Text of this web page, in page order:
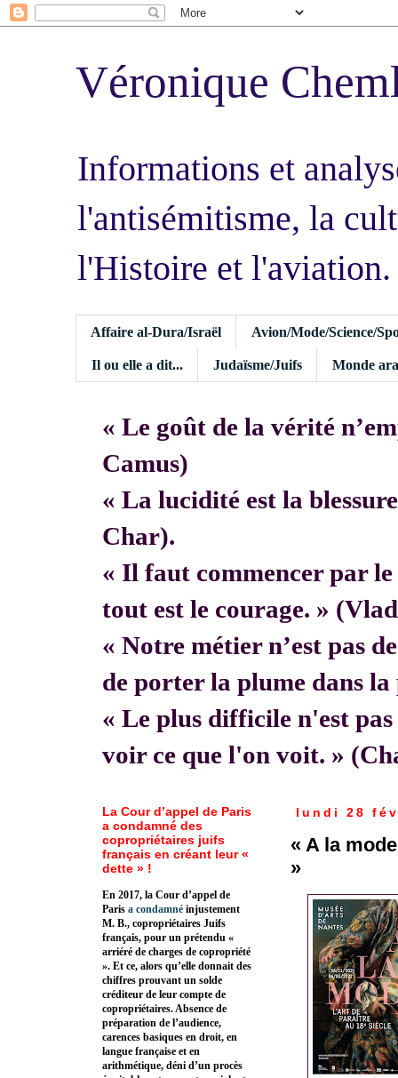
Véronique
Informations et
l'antisémitisme, la
l'Histoire et l'aviation.
Affaire al-Dura/Israël Avion/Mode/Science/
Il ou elle a dit... Judaïsme/Juifs Monde
« Le goût de la vérité
Camus)
« La lucidité est la
Char).
« Il faut commencer par le
tout est le courage. »
« Notre métier n’est pas
de porter la plume dans
« Le plus difficile n'est
voir ce que l'on voit. »
lundi 28
« A la
»
La Cour d’appel de Paris
a condamné des
copropriétaires juifs
français en créant leur «
dette » !
En 2017, la Cour d’appel de
Paris a condamné injustement
M. B., copropriétaires Juifs
français, pour un prétendu «
arriéré de charges de copropriété
». Et ce, alors qu’elle donnait des
chiffres prouvant un solde
créditeur de leur compte de
copropriétaires. Absence de
préparation de l’audience,
carences basiques en droit, en
langue française et en
arithmétique, déni d’un procès